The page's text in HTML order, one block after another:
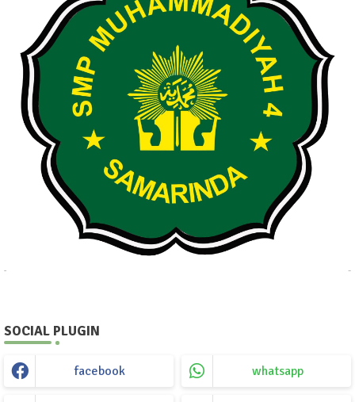
SOCIAL PLUGIN
facebook whatsapp